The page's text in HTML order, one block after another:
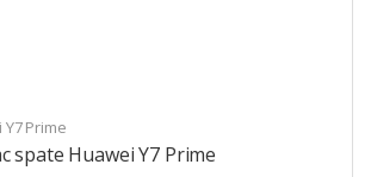
Prime
spate Huawei Y7 Prime